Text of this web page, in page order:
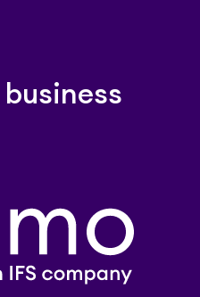
business